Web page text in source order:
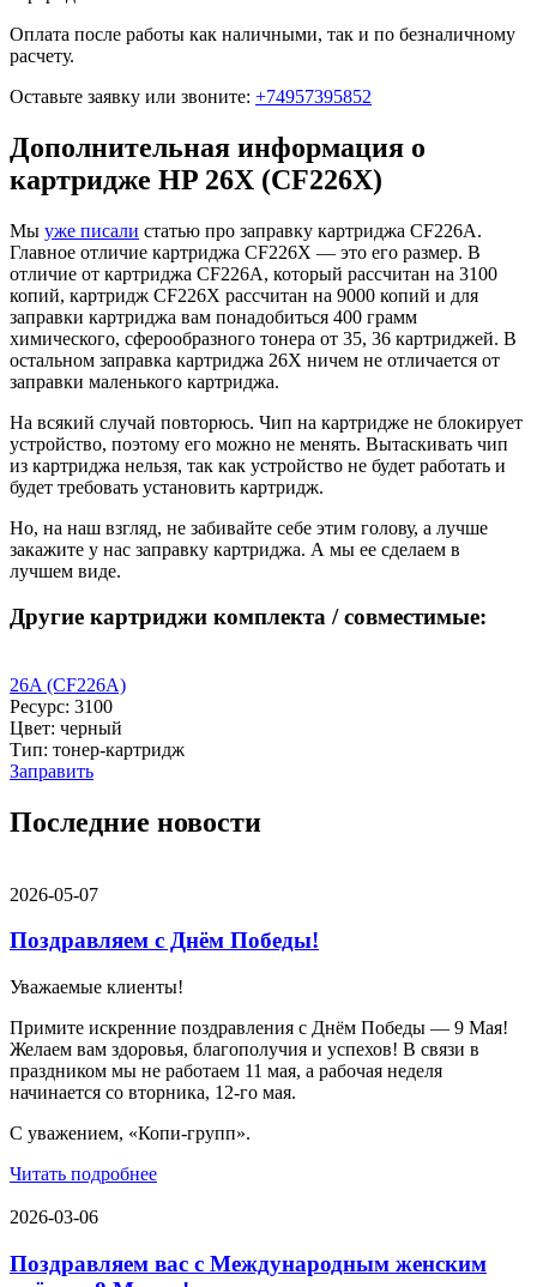
Оплата после работы как наличными, так и по безналичному
расчету.
Оставьте заявку или звоните: +74957395852
Дополнительная информация о
картридже HP 26X (CF226X)
Мы уже писали статью про заправку картриджа CF226A.
Главное отличие картриджа CF226X — это его размер. В
отличие от картриджа CF226A, который рассчитан на 3100
копий, картридж CF226X рассчитан на 9000 копий и для
заправки картриджа вам понадобиться 400 грамм
химического, сферообразного тонера от 35, 36 картриджей. В
остальном заправка картриджа 26X ничем не отличается от
заправки маленького картриджа.
На всякий случай повторюсь. Чип на картридже не блокирует
устройство, поэтому его можно не менять. Вытаскивать чип
из картриджа нельзя, так как устройство не будет работать и
будет требовать установить картридж.
Но, на наш взгляд, не забивайте себе этим голову, а лучше
закажите у нас заправку картриджа. А мы ее сделаем в
лучшем виде.
Другие картриджи комплекта / совместимые:
26A (CF226A)
Ресурс: 3100
Цвет: черный
Тип: тонер-картридж
Заправить
Последние новости
2026-05-07
Поздравляем с Днём Победы!
Уважаемые клиенты!
Примите искренние поздравления с Днём Победы — 9 Мая!
Желаем вам здоровья, благополучия и успехов! В связи в
праздником мы не работаем 11 мая, а рабочая неделя
начинается со вторника, 12-го мая.
С уважением, «Копи-групп».
Читать подробнее
2026-03-06
Поздравляем вас с Международным женским